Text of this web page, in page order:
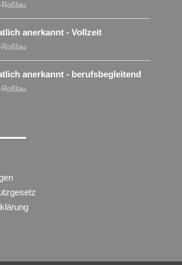
anerkannt - Vollzeit
anerkannt - berufsbegleitend